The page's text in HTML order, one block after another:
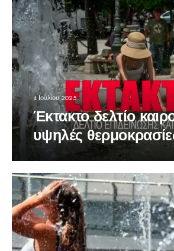
4 Ιουλίου 2025
Έκτακτο δελτίο
υψηλές
των πυλών